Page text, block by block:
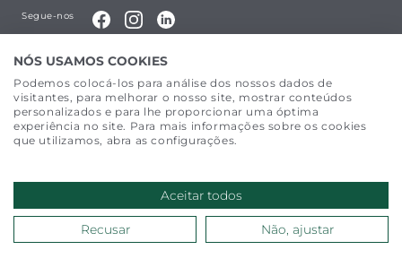
Segue-nos
©2026 Todos os direitos reservados a Native Foods. Website
NÓS USAMOS COOKIES
Podemos colocá-los para análise dos nossos dados de
visitantes, para melhorar o nosso site, mostrar conteúdos
personalizados e para lhe proporcionar uma óptima
experiência no site. Para mais informações sobre os cookies
que utilizamos, abra as configurações.
Aceitar todos
Recusar Não, ajustar